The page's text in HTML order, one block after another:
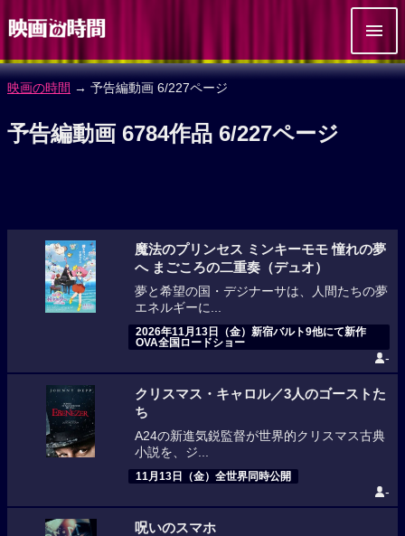
映画の時間 → 予告編動画 6/227ページ
予告編動画 6784作品 6/227ページ
魔法のプリンセス ミンキーモモ 憧れの夢
へ まごころの二重奏（デュオ）
夢と希望の国・デジナーサは、人間たちの夢
エネルギーに...
2026年11月13日（金）新宿バルト9他にて新作
OVA全国ロードショー
-
クリスマス・キャロル／3人のゴーストた
ち
A24の新進気鋭監督が世界的クリスマス古典
小説を、ジ...
11月13日（金）全世界同時公開
-
呪いのスマホ